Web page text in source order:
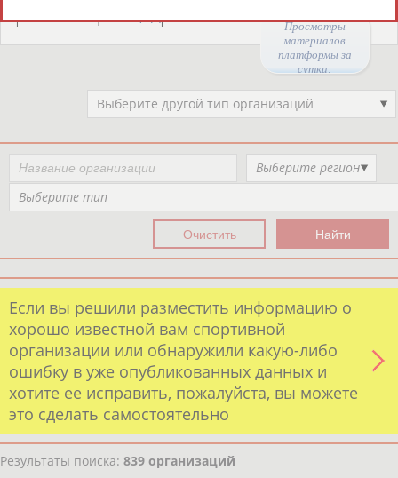
Просмотры
материалов
платформы за
сутки:
РЕСУРСНАЯ ПЛОЩАДКА
Организации спортивной отрасли
Выберите другой тип организаций
Выберите регион
Выберите тип
Если вы решили разместить информацию о
хорошо известной вам спортивной
организации или обнаружили какую-либо
ошибку в уже опубликованных данных и
хотите ее исправить, пожалуйста, вы можете
это сделать самостоятельно
Результаты поиска: 839 организаций